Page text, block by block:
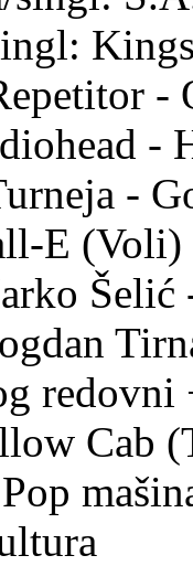
-
-
-
E (Voli)
Šelić
redovni
Cab